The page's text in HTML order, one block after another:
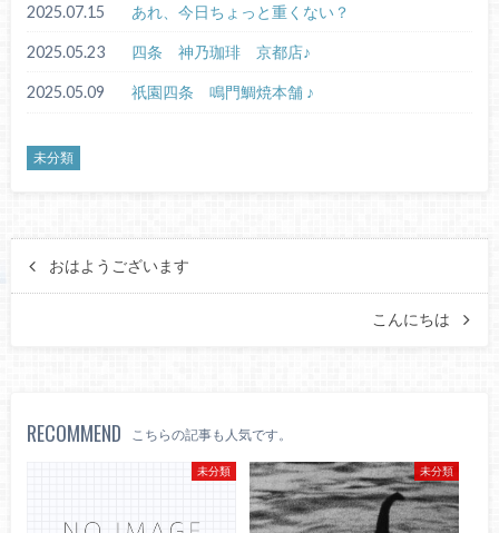
2025.07.15 あれ、今日ちょっと重くない？
2025.05.23 四条 神乃珈琲 京都店♪
2025.05.09 祇園四条 鳴門鯛焼本舗 ♪
未分類
おはようございます
こんにちは
RECOMMEND こちらの記事も人気です。
未分類 未分類